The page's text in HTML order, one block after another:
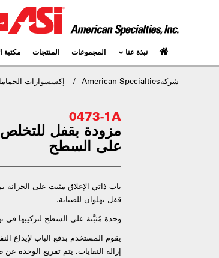
نبذة عنا المجموعات المنتجات مكتبة
شركةAmerican Specialties إكسسوارات
0473-1A
مزودة بقفل للتخلص
على السطح
باب ذاتي الإغلاق مثبت على الخزانة
قفل بهلوان للصيانة.
وحدة مُثبَّتة على السطح لتركيبها في
يقوم المستخدم بدفع الباب لإيداع
إزالة النفايات. يتم تفريغ الوحدة